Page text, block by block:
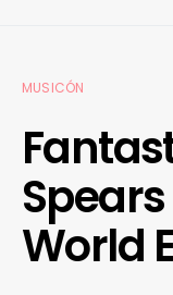
MUSICÓN
World